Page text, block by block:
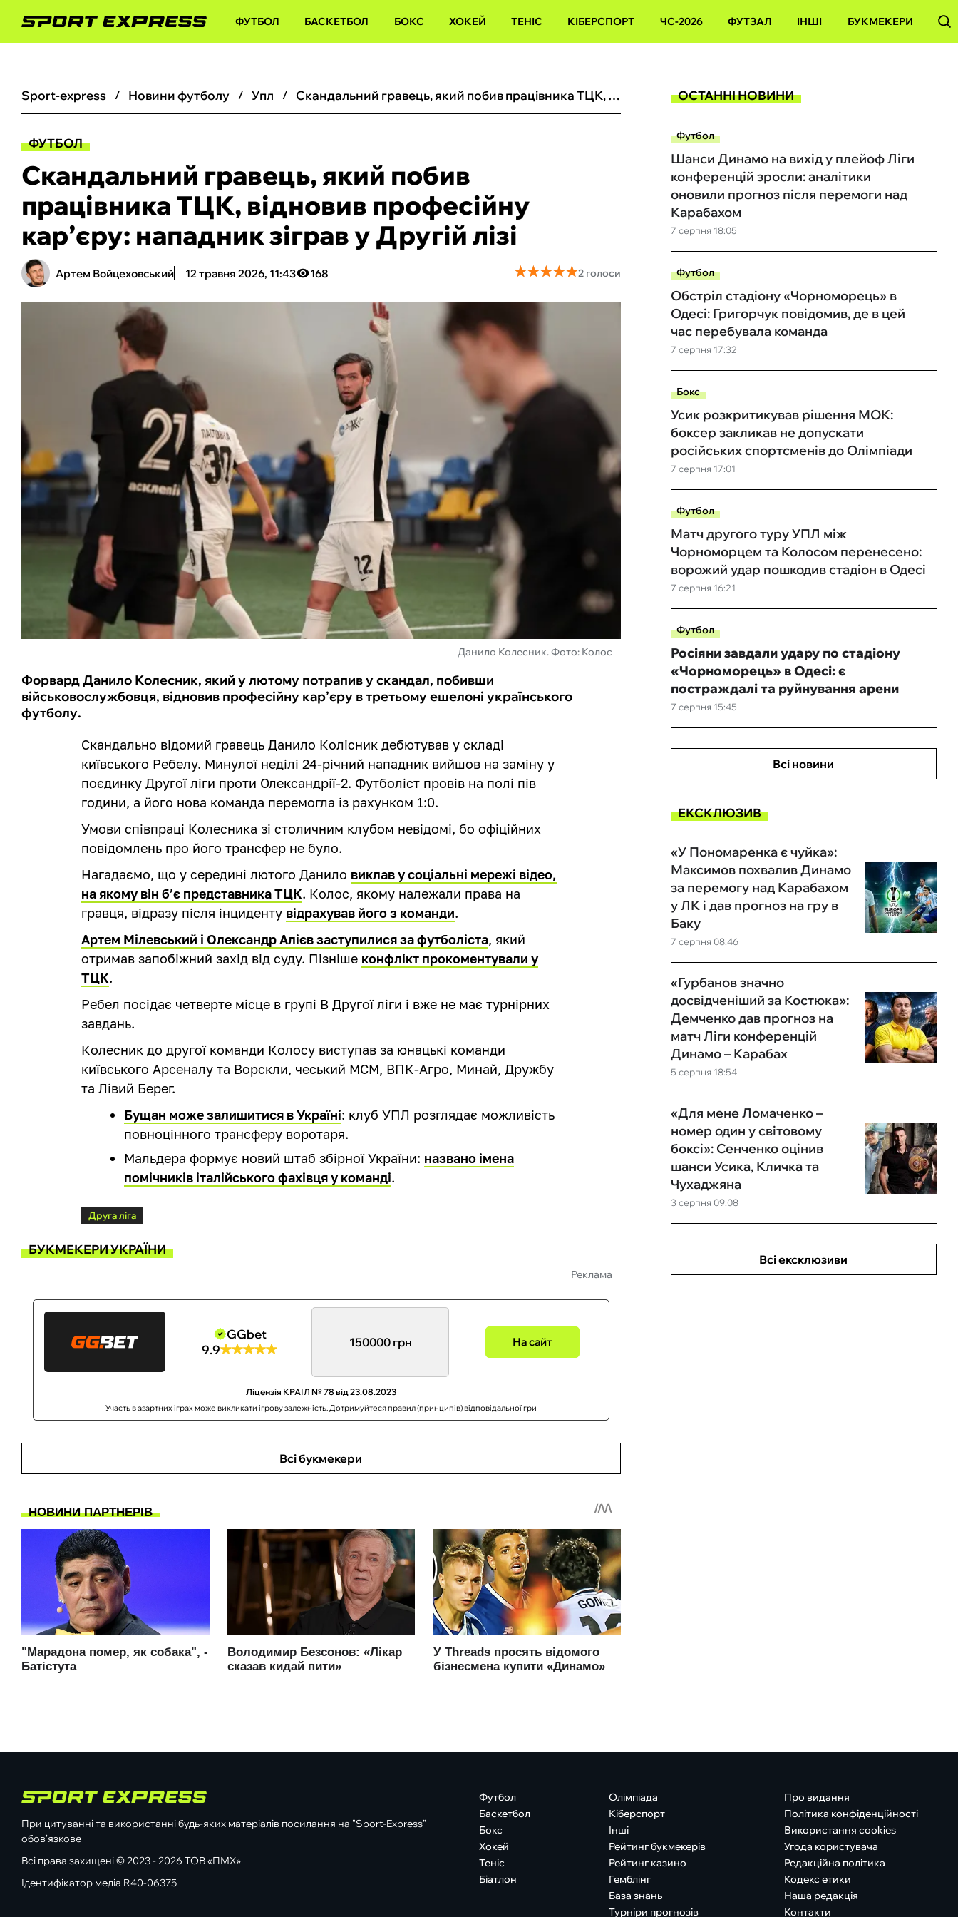
ФУТБОЛ БАСКЕТБОЛ БОКС ХОКЕЙ ТЕНІС КІБЕРСПОРТ ЧС-2026 ФУТЗАЛ ІНШІ БУКМЕКЕРИ
sport-express новини футболу упл Скандальний гравець, який побив працівника ТЦК, відновив професійну кар’єру: нападник зіграв у Другій лізі
ФУТБОЛ
Скандальний гравець, який побив
працівника ТЦК, відновив професійну
кар’єру: нападник зіграв у Другій лізі
Артем Войцеховський 12 травня 2026, 11:43 168 ★★★★★
★★★★★2 голоси
Данило Колесник. Фото: Колос
Форвард Данило Колесник, який у лютому потрапив у скандал, побивши
військовослужбовця, відновив професійну кар’єру в третьому ешелоні українського
футболу.
Скандально відомий гравець Данило Колісник дебютував у складі
київського Ребелу. Минулої неділі 24-річний нападник вийшов на заміну у
поєдинку Другої ліги проти Олександрії-2. Футболіст провів на полі пів
години, а його нова команда перемогла із рахунком 1:0.
Умови співпраці Колесника зі столичним клубом невідомі, бо офіційних
повідомлень про його трансфер не було.
Нагадаємо, що у середині лютого Данило виклав у соціальні мережі відео,
на якому він б’є представника ТЦК. Колос, якому належали права на
гравця, відразу після інциденту відрахував його з команди.
Артем Мілевський і Олександр Алієв заступилися за футболіста, який
отримав запобіжний захід від суду. Пізніше конфлікт прокоментували у
ТЦК.
Ребел посідає четверте місце в групі В Другої ліги і вже не має турнірних
завдань.
Колесник до другої команди Колосу виступав за юнацькі команди
київського Арсеналу та Ворскли, чеський МСМ, ВПК-Агро, Минай, Дружбу
та Лівий Берег.
Бущан може залишитися в Україні: клуб УПЛ розглядає можливість
повноцінного трансферу воротаря.
Мальдера формує новий штаб збірної України: названо імена
помічників італійського фахівця у команді.
Друга ліга
БУКМЕКЕРИ УКРАЇНИ
Реклама
GGbet
9.9
150000 грн На сайт
Ліцензія КРАІЛ № 78 від 23.08.2023
Участь в азартних іграх може викликати ігрову залежність. Дотримуйтеся правил (принципів) відповідальної гри
Всі букмекери
ОСТАННІ НОВИНИ
Футбол
7 серпня 18:05
Шанси Динамо на вихід у плейоф Ліги
конференцій зросли: аналітики
оновили прогноз після перемоги над
Карабахом
Футбол
7 серпня 17:32
Обстріл стадіону «Чорноморець» в
Одесі: Григорчук повідомив, де в цей
час перебувала команда
Бокс
7 серпня 17:01
Усик розкритикував рішення МОК:
боксер закликав не допускати
російських спортсменів до Олімпіади
Футбол
7 серпня 16:21
Матч другого туру УПЛ між
Чорноморцем та Колосом перенесено:
ворожий удар пошкодив стадіон в Одесі
Футбол
7 серпня 15:45
Росіяни завдали удару по стадіону
«Чорноморець» в Одесі: є
постраждалі та руйнування арени
Всі новини
ЕКСКЛЮЗИВ
7 серпня 08:46
«У Пономаренка є чуйка»:
Максимов похвалив Динамо
за перемогу над Карабахом
у ЛК і дав прогноз на гру в
Баку
5 серпня 18:54
«Гурбанов значно
досвідченіший за Костюка»:
Демченко дав прогноз на
матч Ліги конференцій
Динамо – Карабах
3 серпня 09:08
«Для мене Ломаченко –
номер один у світовому
боксі»: Сенченко оцінив
шанси Усика, Кличка та
Чухаджяна
Всі ексклюзиви
При цитуванні та використанні будь-яких матеріалів посилання на "Sport-Express"
обов'язкове
Всі права захищені © 2023 - 2026 ТОВ «ПМХ»
Ідентифікатор медіа R40-06375
Футбол
Баскетбол
Бокс
Хокей
Теніс
Біатлон
Олімпіада
Кіберспорт
Інші
Рейтинг букмекерів
Рейтинг казино
Гемблінг
База знань
Турніри прогнозів
Про видання
Політика конфіденційності
Використання cookies
Угода користувача
Редакційна політика
Кодекс етики
Наша редакція
Контакти